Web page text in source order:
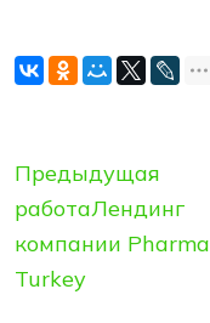
Предыдущая
работаЛендинг
компании Рharma
Turkеy